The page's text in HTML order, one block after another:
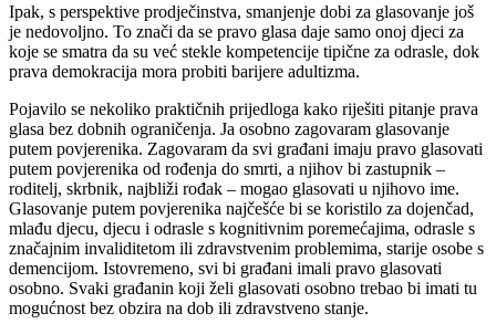
Ipak, s perspektive prodječinstva, smanjenje dobi za glasovanje još
je nedovoljno. To znači da se pravo glasa daje samo onoj djeci za
koje se smatra da su već stekle kompetencije tipične za odrasle, dok
prava demokracija mora probiti barijere adultizma.
Pojavilo se nekoliko praktičnih prijedloga kako riješiti pitanje prava
glasa bez dobnih ograničenja. Ja osobno zagovaram glasovanje
putem povjerenika. Zagovaram da svi građani imaju pravo glasovati
putem povjerenika od rođenja do smrti, a njihov bi zastupnik –
roditelj, skrbnik, najbliži rođak – mogao glasovati u njihovo ime.
Glasovanje putem povjerenika najčešće bi se koristilo za dojenčad,
mlađu djecu, djecu i odrasle s kognitivnim poremećajima, odrasle s
značajnim invaliditetom ili zdravstvenim problemima, starije osobe s
demencijom. Istovremeno, svi bi građani imali pravo glasovati
osobno. Svaki građanin koji želi glasovati osobno trebao bi imati tu
mogućnost bez obzira na dob ili zdravstveno stanje.